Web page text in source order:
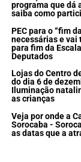
programa que dá
saiba como
PEC para o “fim
necessárias e vai
para fim da
Deputados
Lojas do Centro
do dia 6 de
Iluminação
as crianças
Veja por onde a
Sorocaba -
as datas que a